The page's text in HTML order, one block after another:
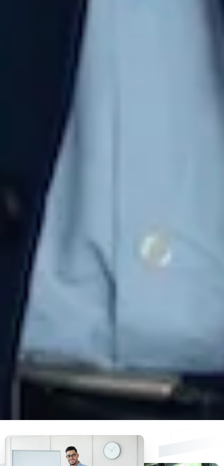
Je m’inscris à la formation
Adresse e-mail* :
Numéro de téléphone* :
Message (facultatif) :
vos données dans le but de prendre en charge votre
inscription. Pour en savoir plus sur le traitement de
données à caractère personnel et sur l’exercice de